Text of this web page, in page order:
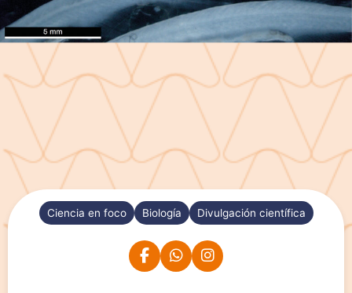
Ciencia en foco Biología Divulgación científica